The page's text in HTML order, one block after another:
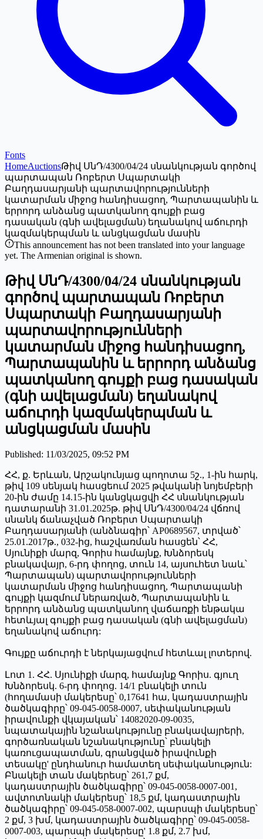
Fonts
HomeAuctionsԹիվ ՍնԴ/4300/04/24 սնանկության գործով
պարտապան Ռոբերտ Սպարտակի
Բաղդասարյանի պարտավորությունների
կատարման միջոց հանդիսացող, Պարտապանին և
երրորդ անձանց պատկանող գույքի բաց
դասական (գնի ավելացման) եղանակով աճուրդի
կազմակերպման և անցկացման մասին
This announcement has not been translated into your language
yet. The Armenian original is shown.
Թիվ ՍնԴ/4300/04/24 սնանկության
գործով պարտապան Ռոբերտ
Սպարտակի Բաղդասարյանի
պարտավորությունների
կատարման միջոց հանդիսացող,
Պարտապանին և երրորդ անձանց
պատկանող գույքի բաց դասական
(գնի ավելացման) եղանակով
աճուրդի կազմակերպման և
անցկացման մասին
Published: 11/03/2025, 09:52 PM
ՀՀ, ք. Երևան, Արշակունյաց պողոտա 5շ., 1-ին հարկ,
թիվ 109 սենյակ հասցեում 2025 թվականի նոյեմբերի
20-ին ժամը 14.15-ին կանցկացվի ՀՀ սնանկության
դատարանի 31.01.2025թ. թիվ ՍնԴ/4300/04/24 վճռով
սնանկ ճանաչված Ռոբերտ Սպարտակի
Բաղդասարյանի (անձնագիր՝ AP0689567, տրված՝
25.01.2017թ., 032-ից, հաշվառման հասցեն՝ ՀՀ,
Սյունիքի մարզ, Գորիս համայնք, Խնձորեսկ
բնակավայր, 6-րդ փողոց, տուն 14, այսուհետ նաև՝
Պարտապան) պարտավորությունների
կատարման միջոց հանդիսացող, Պարտապանի
գույքի կազմում ներառված, Պարտապանին և
երրորդ անձանց պատկանող վաճառքի ենթակա
հետևյալ գույքի բաց դասական (գնի ավելացման)
եղանակով աճուրդ:
Գույքը աճուրդի է ներկայացվում հետևալ լոտերով.
Լոտ 1. ՀՀ. Սյունիքի մարզ, համայնք Գորիս. գյուղ
Խնձորեսկ. 6-րդ փողոց. 14/1 բնակելի տուն
(հողամասի մակերեսը՝ 0,17641 հա, կադաստրային
ծածկագիրը՝ 09-045-0058-0007, սեփականության
իրավունքի վկայական՝ 14082020-09-0035,
նպատակային նշանակությունը բնակավայրերի,
գործառնական նշանակությունը՝ բնակելի
կառուցապատման, գրանցված իրավունքի
տեսակը' ընդհանուր համատեղ սեփականություն:
Բնակելի տան մակերեսը՝ 261,7 քմ,
կադաստրային ծածկագիրը՝ 09-045-0058-0007-001,
ավտոտնակի մակերեսը՝ 18,5 քմ, կադաստրային
ծածկագիրը՝ 09-045-058-0007-002, պարսպի մակերեսը՝
2 քմ, 3 խմ, կադաստրային ծածկագիրը՝ 09-045-0058-
0007-003, պարսպի մակերեսը' 1.8 քմ, 2.7 խմ,